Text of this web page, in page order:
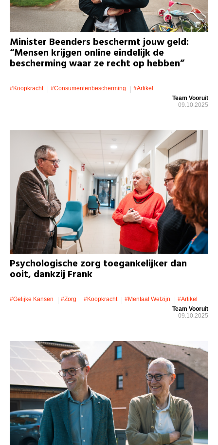
Minister Beenders beschermt jouw geld:
“Mensen krijgen online eindelijk de
bescherming waar ze recht op hebben”
#koopkracht #consumentenbescherming
#artikel
Team Vooruit
09.10.2025
Psychologische zorg toegankelijker dan
ooit, dankzij Frank
#gelijke Kansen #zorg #koopkracht #mentaal Welzijn
#artikel
Team Vooruit
09.10.2025